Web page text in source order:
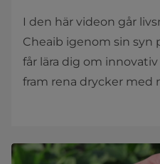
I den här videon går
Cheaib igenom sin syn
får lära dig om
fram rena drycker med